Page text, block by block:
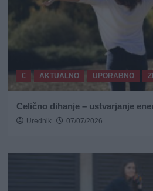
€ AKTUALNO UPORABNO
Celično dihanje – ustvarjanje
Urednik 07/07/2026